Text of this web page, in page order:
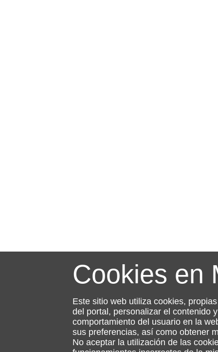
Cookies en
Este sitio web utiliza cookies,
del portal, personalizar el contenido
comportamiento del usuario en la
sus preferencias, así como obtener
No aceptar la utilización de las